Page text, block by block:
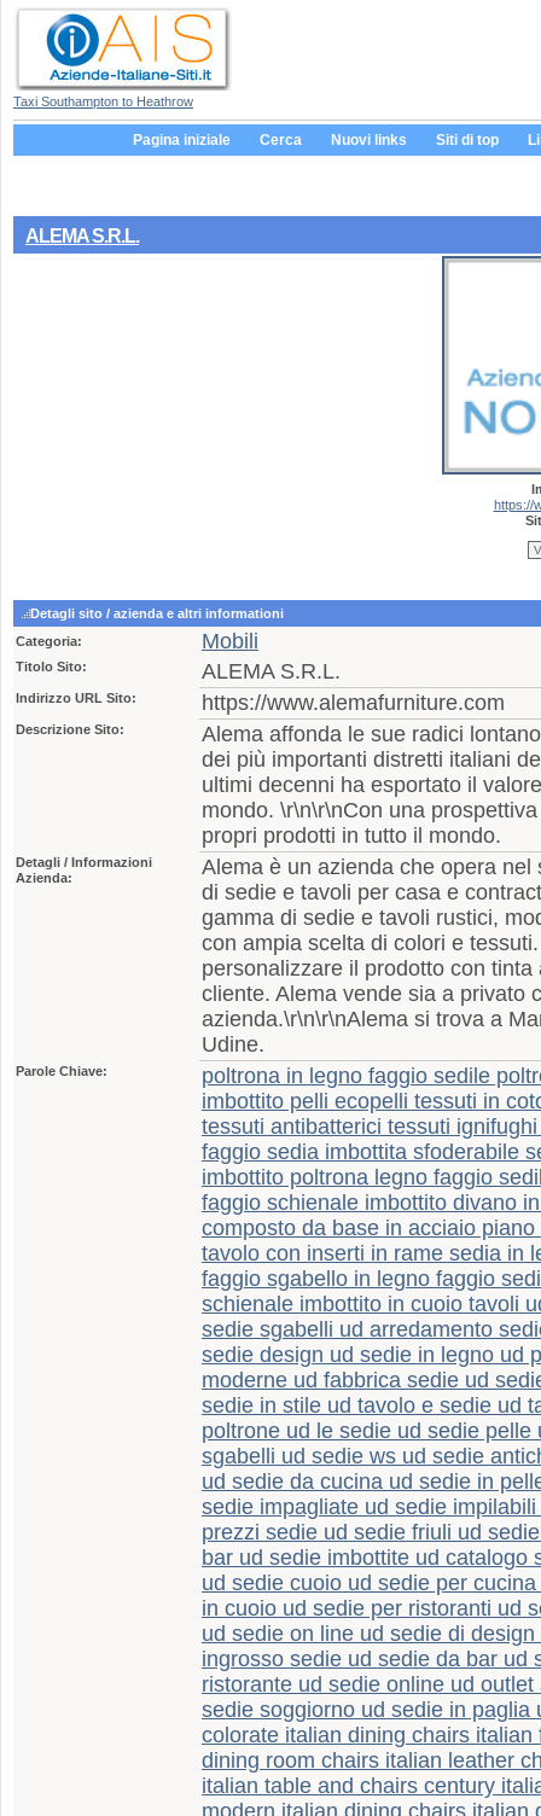
Taxi Southampton to Heathrow
Pagina iniziale Cerca Nuovi links Siti di top
ALEMA S.R.L.
https://
Detagli sito / azienda e altri informationi
Categoria:
Mobili
Titolo Sito: ALEMA S.R.L.
Indirizzo URL Sito: https://www.alemafurniture.com
Descrizione Sito:
Alema affonda le sue radici
dei più importanti distretti italiani
ultimi decenni ha esportato il
mondo. \r\n\r\nCon una
propri prodotti in tutto il mondo.
Detagli / Informazioni
Azienda:
Alema è un azienda che opera nel
di sedie e tavoli per casa e
gamma di sedie e tavoli rustici,
con ampia scelta di colori e
personalizzare il prodotto con
cliente. Alema vende sia a privato
azienda.\r\n\r\nAlema si trova a
Udine.
Parole Chiave:
poltrona in legno faggio sedile
imbottito pelli ecopelli tessuti in
tessuti antibatterici tessuti
faggio sedia imbottita sfoderabile
imbottito poltrona legno faggio
faggio schienale imbottito divano
composto da base in acciaio
tavolo con inserti in rame sedia in
faggio sgabello in legno faggio
schienale imbottito in cuoio tavoli
sedie sgabelli ud arredamento
sedie design ud sedie in legno ud
moderne ud fabbrica sedie ud
sedie in stile ud tavolo e sedie ud
poltrone ud le sedie ud sedie pelle
sgabelli ud sedie ws ud sedie
ud sedie da cucina ud sedie in
sedie impagliate ud sedie
prezzi sedie ud sedie friuli ud
bar ud sedie imbottite ud catalogo
ud sedie cuoio ud sedie per
in cuoio ud sedie per ristoranti ud
ud sedie on line ud sedie di
ingrosso sedie ud sedie da bar ud
ristorante ud sedie online ud
sedie soggiorno ud sedie in paglia
colorate italian dining chairs
dining room chairs italian leather
italian table and chairs century
modern italian dining chairs italian